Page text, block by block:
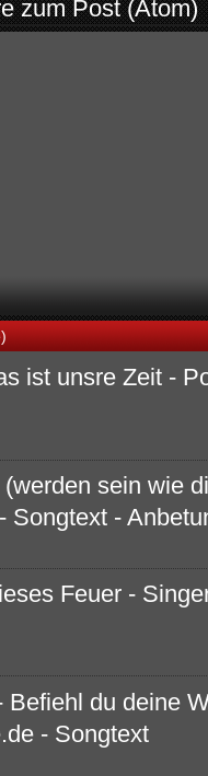
zum Post (Atom)
ist unsre Zeit -
sein wie
Songtext -
Feuer -
Befiehl du deine
- Songtext